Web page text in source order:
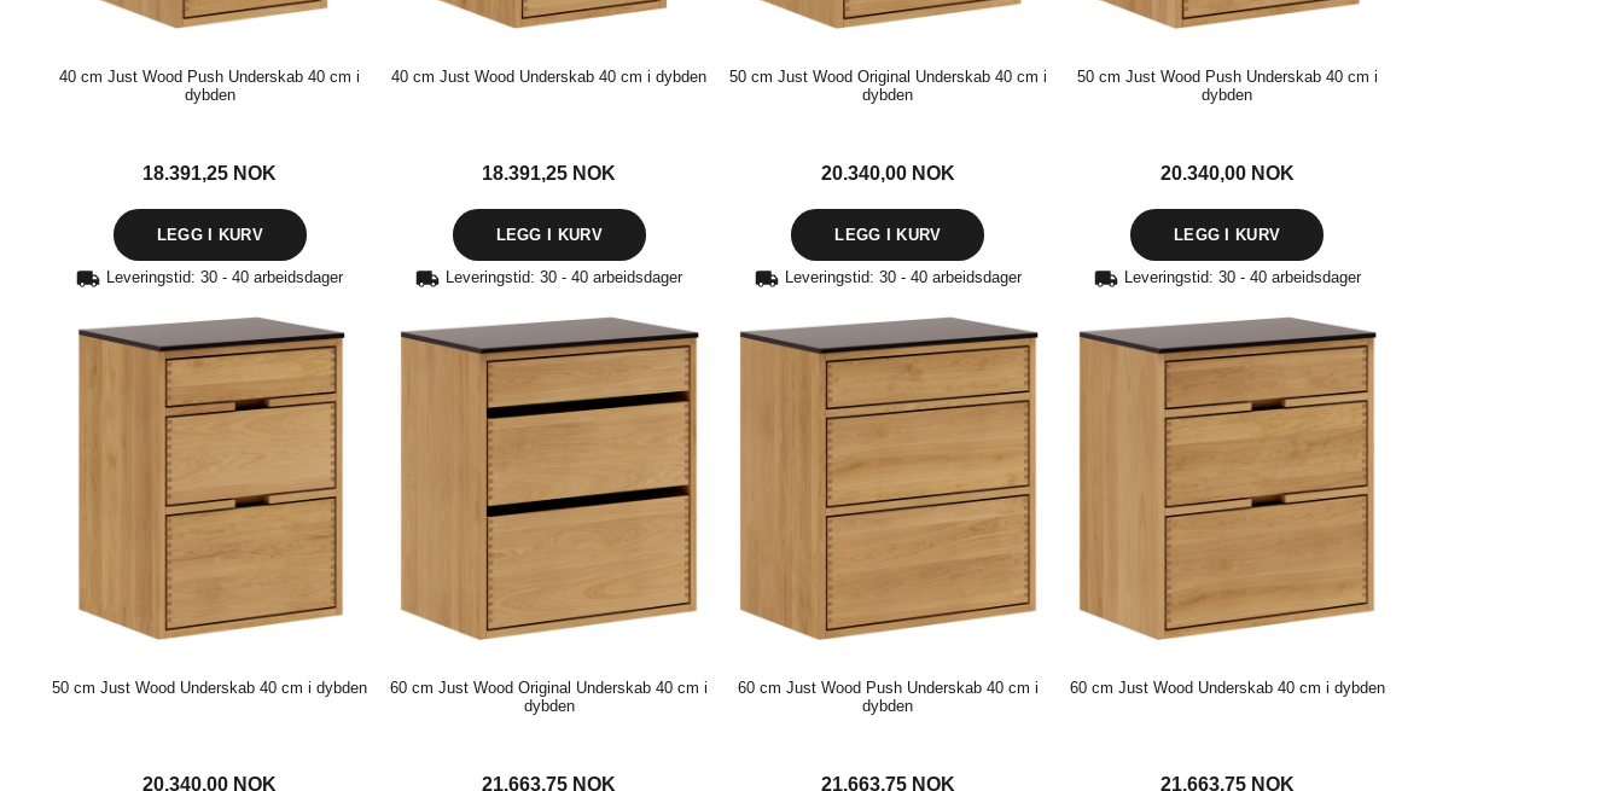
40 cm Just Wood Push Underskab 40 cm i
dybden
18.391,25 NOK
40 cm Just Wood Underskab 40 cm i dybden
18.391,25 NOK
50 cm Just Wood Original Underskab 40 cm i
dybden
20.340,00 NOK
50 cm Just Wood Push Underskab 40 cm i
dybden
20.340,00 NOK
Leveringstid: 30 - 40 arbeidsdager
50 cm Just Wood Underskab 40 cm i dybden
20.340,00 NOK
Leveringstid: 30 - 40 arbeidsdager
60 cm Just Wood Original Underskab 40 cm i
dybden
21.663,75 NOK
Leveringstid: 30 - 40 arbeidsdager
60 cm Just Wood Push Underskab 40 cm i
dybden
21.663,75 NOK
Leveringstid: 30 - 40 arbeidsdager
60 cm Just Wood Underskab 40 cm i dybden
21.663,75 NOK